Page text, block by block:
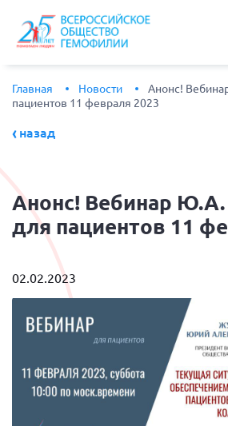
Главная Новости
Анонс!
пациентов 11 февраля 2023
назад
Анонс! Вебинар
для пациентов 11
02.02.2023